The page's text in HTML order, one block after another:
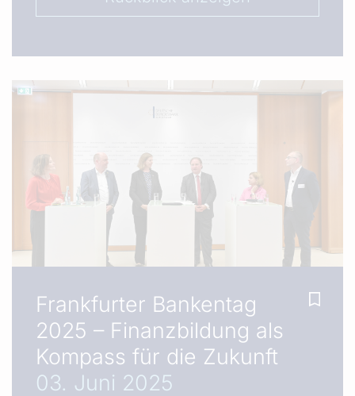
Frankfurter Bankentag
2025 – Finanzbildung als
Kompass für die Zukunft
03. Juni 2025